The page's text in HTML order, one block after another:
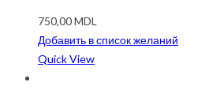
750,00MDL
Добавить в список желаний
Quick View